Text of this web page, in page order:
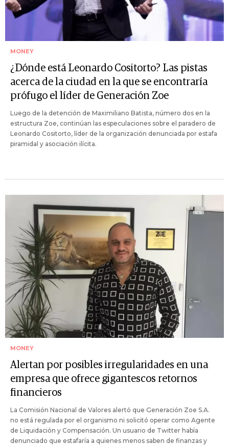
MONEY
¿Dónde está Leonardo Cositorto? Las pistas
acerca de la ciudad en la que se encontraría
prófugo el líder de Generación Zoe
Luego de la detención de Maximiliano Batista, número dos en la
estructura Zoe, continúan las especulaciones sobre el paradero de
Leonardo Cositorto, líder de la organización denunciada por estafa
piramidal y asociación ilícita.
MONEY
Alertan por posibles irregularidades en una
empresa que ofrece gigantescos retornos
financieros
La Comisión Nacional de Valores alertó que Generación Zoe S.A.
no está regulada por el organismo ni solicitó operar como Agente
de Liquidación y Compensación. Un usuario de Twitter había
denunciado que estafaría a quienes menos saben de finanzas y